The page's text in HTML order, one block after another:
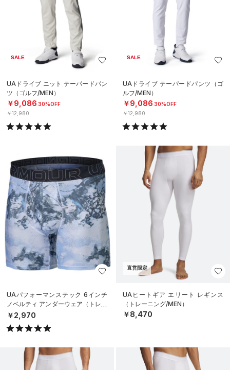
SALE
UAドライブ ニット テーパードパン
ツ（ゴルフ/MEN）
￥9,086 30%OFF
￥12,980
SALE
UAドライブ テーパードパンツ（ゴ
ルフ/MEN）
￥9,086 30%OFF
￥12,980
UAパフォーマンステック 6インチ
ノベルティ アンダーウェア（トレー
ニング/MEN）
￥2,970
直営限定
UAヒートギア エリート レギンス
（トレーニング/MEN）
￥8,470